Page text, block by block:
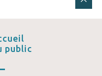
public